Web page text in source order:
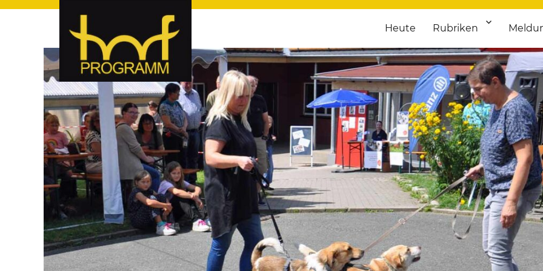
hof-programm – das Veranstaltungsportal für
hof-programm – das Veranstaltungsportal für Hof und Hochfranken. Täglich aktuelle Termine von Kultur bis Sport, von
Heute Rubriken